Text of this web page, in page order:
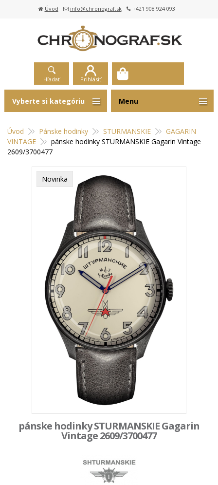
Úvod info@chronograf.sk +421 908 924 093
Hľadať Prihlásiť
Úvod Pánske hodinky STURMANSKIE
GAGARIN
VINTAGE
pánske hodinky STURMANSKIE Gagarin Vintage
2609/3700477
Novinka
pánske hodinky STURMANSKIE Gagarin
Vintage 2609/3700477
Vyberte si kategóriu Menu